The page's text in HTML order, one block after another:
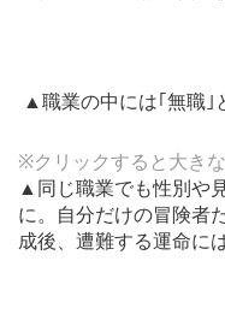
▲職業の中には｢無職｣
※クリックすると大き
▲同じ職業でも性別や
に。自分だけの冒険
成後、遭難する運命に